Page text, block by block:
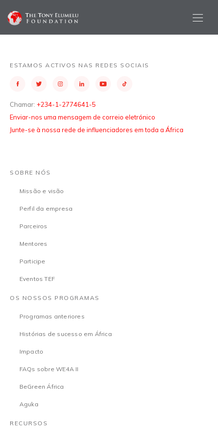
ESTAMOS ACTIVOS NAS REDES SOCIAIS
Chamar: +234-1-2774641-5
Enviar-nos uma mensagem de correio eletrónico
Junte-se à nossa rede de influenciadores em toda a África
SOBRE NÓS
Missão e visão
Perfil da empresa
Parceiros
Mentores
Participe
Eventos TEF
OS NOSSOS PROGRAMAS
Programas anteriores
Histórias de sucesso em África
Impacto
FAQs sobre WE4A II
BeGreen África
Aguka
RECURSOS